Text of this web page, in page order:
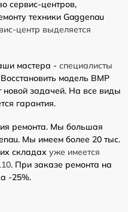
сервис-центров,
техники Gaggenau
центр выделяется
мастера - специалисты
модель BMP
новой задачей. На все виды
гарантия.
ремонта. Мы большая
Мы имеем более 20 тыс.
складах уже имеется
. При заказе ремонта на
-25%.